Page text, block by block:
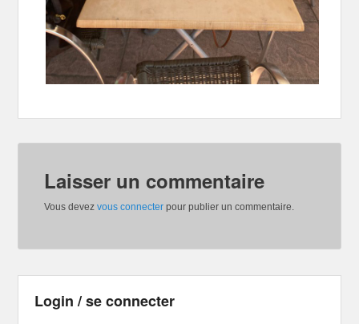
Laisser un commentaire
Vous devezvous connecter pour publier un commentaire.
Login / se connecter